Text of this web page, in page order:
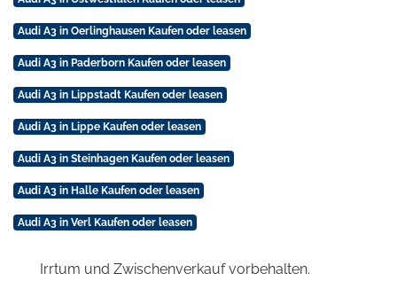
Audi A3 in Oerlinghausen Kaufen oder leasen
Audi A3 in Paderborn Kaufen oder leasen
Audi A3 in Lippstadt Kaufen oder leasen
Audi A3 in Lippe Kaufen oder leasen
Audi A3 in Steinhagen Kaufen oder leasen
Audi A3 in Halle Kaufen oder leasen
Audi A3 in Verl Kaufen oder leasen
Irrtum und Zwischenverkauf vorbehalten.